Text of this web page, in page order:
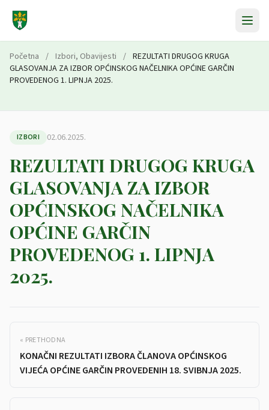
Početna / Izbori, Obavijesti / REZULTATI DRUGOG KRUGA
GLASOVANJA ZA IZBOR OPĆINSKOG NAČELNIKA OPĆINE GARČIN
PROVEDENOG 1. LIPNJA 2025.
IZBORI 02.06.2025.
REZULTATI DRUGOG KRUGA
GLASOVANJA ZA IZBOR
OPĆINSKOG NAČELNIKA
OPĆINE GARČIN
PROVEDENOG 1. LIPNJA
2025.
« PRETHODNA
KONAČNI REZULTATI IZBORA ČLANOVA OPĆINSKOG
VIJEĆA OPĆINE GARČIN PROVEDENIH 18. SVIBNJA 2025.